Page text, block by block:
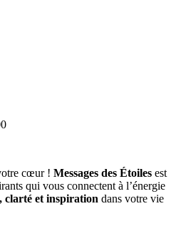
cœur ! Messages des Étoiles est
qui vous connectent à l’énergie
clarté et inspiration dans votre vie